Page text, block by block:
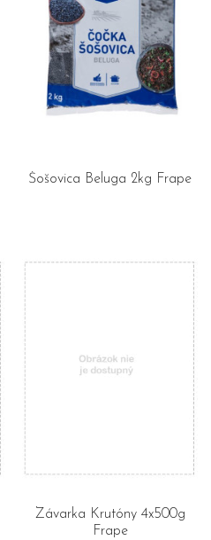
Šošovica Beluga 2kg Frape
Závarka Krutóny 4x500g
Frape